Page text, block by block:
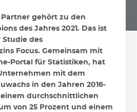
Partner gehört zu den
des Jahres 2021. Das ist
Studie des
Focus. Gemeinsam mit
Portal für Statistiken, hat
mit dem
in den Jahren 2016-
durchschnittlichen
von 25 Prozent und einem